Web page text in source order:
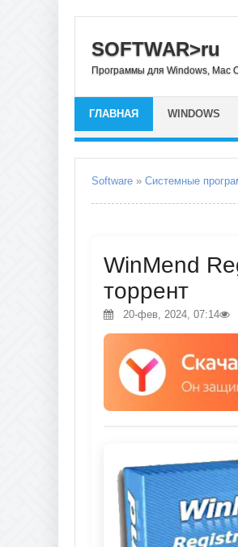
SOFTWAR>ru
Программы для Windows, Mac
ГЛАВНАЯ WINDOWS
Software » Системные
WinMend
торрент
20-фев, 2024, 07:14